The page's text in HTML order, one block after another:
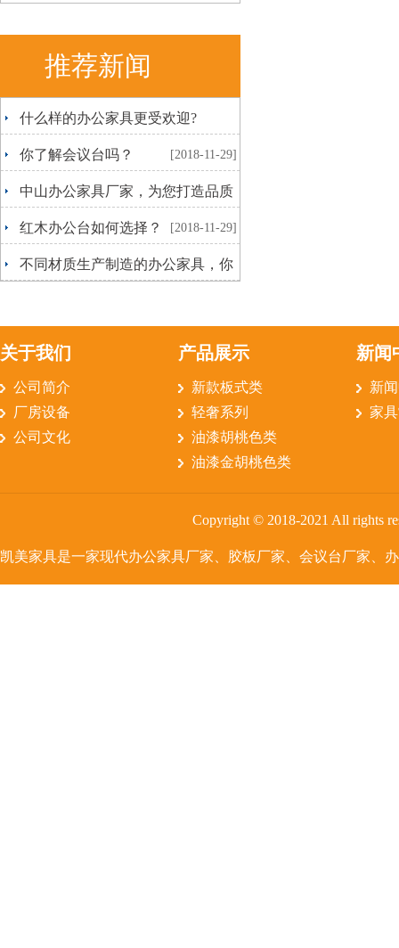
推荐新闻
什么样的办公家具更受欢迎?
[2018-12-20]
你了解会议台吗？ [2018-11-29]
中山办公家具厂家，为您打造品质
生活 [2018-11-29]
红木办公台如何选择？ [2018-11-29]
不同材质生产制造的办公家具，你
关于我们
公司简介
厂房设备
公司文化
产品展示
新款板式类
轻奢系列
油漆胡桃色类
油漆金胡桃色类
新闻
新
家
Copyright © 2018-2021 All rights
凯美家具是一家现代办公家具厂家、胶板厂家、会议台厂家、